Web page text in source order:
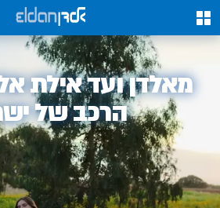
0
אלדן
מאלדן ועד אילת
הרכב של